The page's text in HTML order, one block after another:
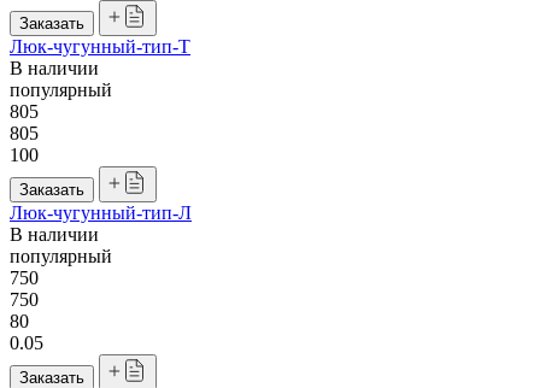
Заказать
Люк-чугунный-тип-T
В наличии
популярный
805
805
100
Заказать
Люк-чугунный-тип-Л
В наличии
популярный
750
750
80
0.05
Заказать